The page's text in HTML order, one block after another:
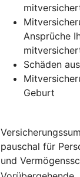
Ansprüche
Schäden
Geburt
pauschal für
und